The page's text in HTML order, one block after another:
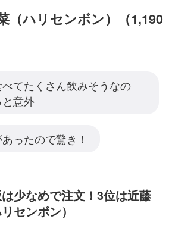
（ハリセンボン）（1,190
てたくさん飲みそうなの
意外
ったので驚き！
少なめで注文！3位は近藤
センボン）